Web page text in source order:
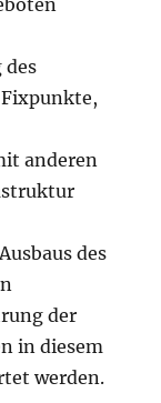
des
anderen
des
der
in diesem
werden.